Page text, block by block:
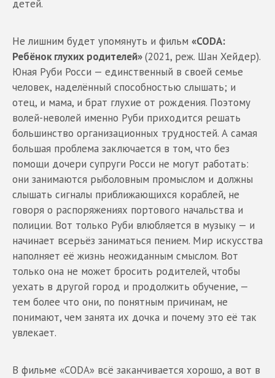
детей.
Не лишним будет упомянуть и фильм «CODA:
Ребёнок глухих родителей»(2021, реж. Шан Хейдер).
Юная Руби Росси — единственный в своей семье
человек, наделённый способностью слышать; и
отец, и мама, и брат глухие от рождения. Поэтому
волей-неволей именно Руби приходится решать
большинство организационных трудностей. А самая
большая проблема заключается в том, что без
помощи дочери супруги Росси не могут работать:
они занимаются рыболовным промыслом и должны
слышать сигналы приближающихся кораблей, не
говоря о распоряжениях портового начальства и
полиции. Вот только Руби влюбляется в музыку — и
начинает всерьёз заниматься пением. Мир искусства
наполняет её жизнь неожиданным смыслом. Вот
только она не может бросить родителей, чтобы
уехать в другой город и продолжить обучение, —
тем более что они, по понятным причинам, не
понимают, чем занята их дочка и почему это её так
увлекает.
В фильме «CODA» всё заканчивается хорошо, а вот в